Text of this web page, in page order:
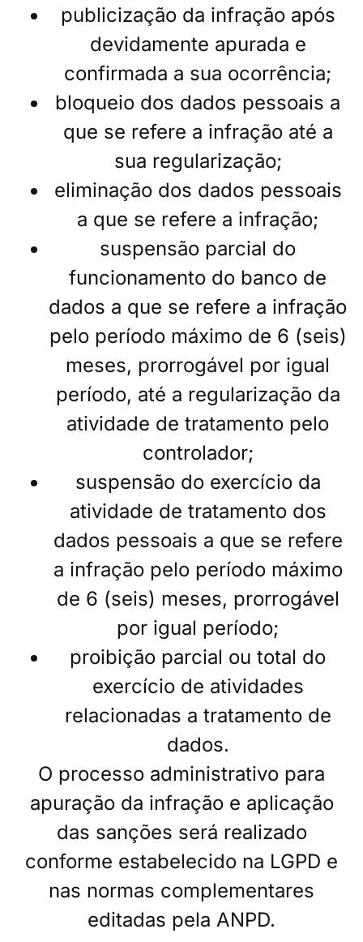
publicização da infração após
devidamente apurada e
confirmada a sua ocorrência;
bloqueio dos dados pessoais a
que se refere a infração até a
sua regularização;
eliminação dos dados pessoais
a que se refere a infração;
suspensão parcial do
funcionamento do banco de
dados a que se refere a infração
pelo período máximo de 6 (seis)
meses, prorrogável por igual
período, até a regularização da
atividade de tratamento pelo
controlador;
suspensão do exercício da
atividade de tratamento dos
dados pessoais a que se refere
a infração pelo período máximo
de 6 (seis) meses, prorrogável
por igual período;
proibição parcial ou total do
exercício de atividades
relacionadas a tratamento de
dados.
O processo administrativo para
apuração da infração e aplicação
das sanções será realizado
conforme estabelecido na LGPD e
nas normas complementares
editadas pela ANPD.